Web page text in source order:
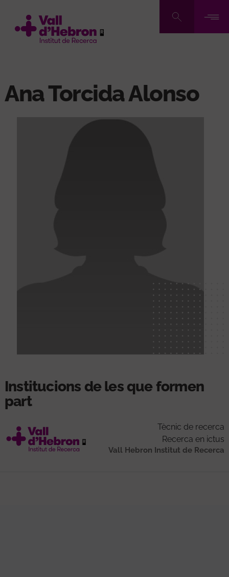
contingut
Ana Torcida Alonso
Institucions de les que formen
part
Tècnic de recerca
Recerca en ictus
Vall Hebron Institut de Recerca